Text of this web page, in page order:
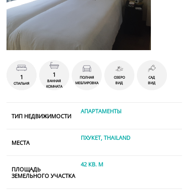
1
СПАЛЬНЯ
1
ВАННАЯ
КОМНАТА
ПОЛНАЯ
МЕБЛИРОВКА
ОЗЕРО
ВИД
САД
ВИД
ТИП НЕДВИЖИМОСТИ
АПАРТАМЕНТЫ
МЕСТА
ПХУКЕТ, THAILAND
ПЛОЩАДЬ
ЗЕМЕЛЬНОГО УЧАСТКА
42 КВ. М